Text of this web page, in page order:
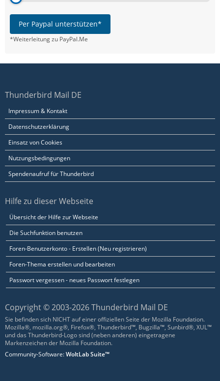
Per Paypal unterstützen*
*Weiterleitung zu PayPal.Me
Thunderbird Mail DE
Impressum & Kontakt
Datenschutzerklärung
Einsatz von Cookies
Nutzungsbedingungen
Spendenaufruf für Thunderbird
Hilfe zu dieser Webseite
Übersicht der Hilfe zur Webseite
Die Suchfunktion benutzen
Foren-Benutzerkonto - Erstellen (Neu registrieren)
Foren-Thema erstellen und bearbeiten
Passwort vergessen - neues Passwort festlegen
Copyright © 2003-2026 Thunderbird Mail DE
Sie befinden sich NICHT auf einer offiziellen Seite der Mozilla Foundation.
Mozilla®, mozilla.org®, Firefox®, Thunderbird™, Bugzilla™, Sunbird®, XUL™
und das Thunderbird-Logo sind (neben anderen) eingetragene
Markenzeichen der Mozilla Foundation.
Community-Software:WoltLab Suite™